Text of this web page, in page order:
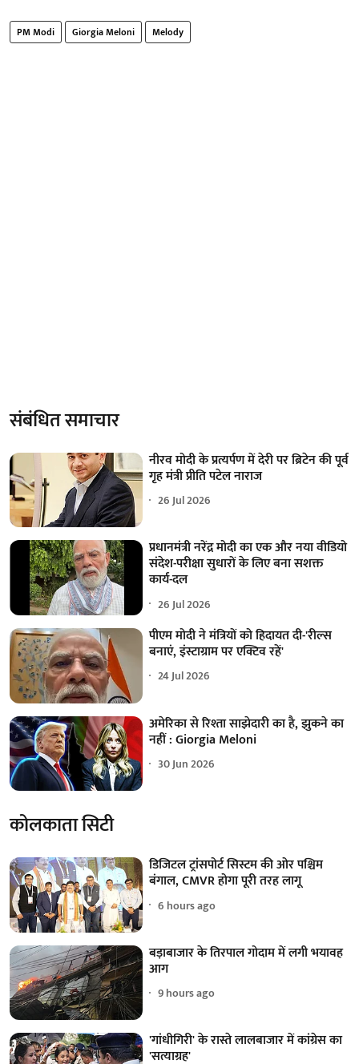
PM Modi Giorgia Meloni Melody
संबंधित समाचार
नीरव मोदी के प्रत्यर्पण में देरी पर ब्रिटेन की पूर्व
गृह मंत्री प्रीति पटेल नाराज
26 Jul 2026
प्रधानमंत्री नरेंद्र मोदी का एक और नया वीडियो
संदेश-परीक्षा सुधारों के लिए बना सशक्त
कार्य-दल
26 Jul 2026
पीएम मोदी ने मंत्रियों को हिदायत दी-'रील्स
बनाएं, इंस्टाग्राम पर एक्टिव रहें'
24 Jul 2026
अमेरिका से रिश्ता साझेदारी का है, झुकने का
नहीं : Giorgia Meloni
30 Jun 2026
कोलकाता सिटी
डिजिटल ट्रांसपोर्ट सिस्टम की ओर पश्चिम
बंगाल, CMVR होगा पूरी तरह लागू
6 hours ago
बड़ाबाजार के तिरपाल गोदाम में लगी भयावह
आग
9 hours ago
'गांधीगिरी' के रास्ते लालबाजार में कांग्रेस का
'सत्याग्रह'